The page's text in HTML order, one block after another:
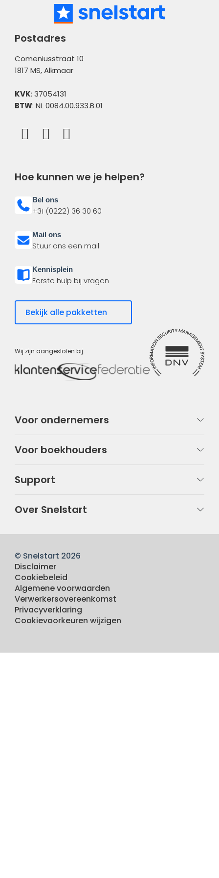
Bank
Meldingen
Postadres
Comeniusstraat 10
1817 MS, Alkmaar
KVK: 37054131
BTW: NL 0084.00.933.B.01
Hoe kunnen we je helpen?
Bel ons
+31 (0222) 36 30 60
Mail ons
Stuur ons een mail
Kennisplein
Eerste hulp bij vragen
Bekijk alle pakketten
Wij zijn aangesloten bij
Voor ondernemers
Voor boekhouders
Support
Over Snelstart
© Snelstart 2026
Disclaimer
Cookiebeleid
Algemene voorwaarden
Verwerkersovereenkomst
Privacyverklaring
Cookievoorkeuren wijzigen